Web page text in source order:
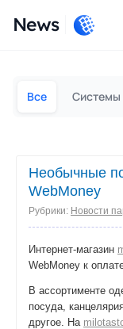
News
Все Системы
Необычные
WebMoney
Рубрики: Новости
Интернет-магазин
WebMoney к
В ассортименте
посуда,
другое. На